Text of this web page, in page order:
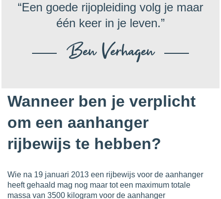
“Een goede rijopleiding volg je maar
één keer in je leven.”
Ben Verhagen
Wanneer ben je verplicht
om een aanhanger
rijbewijs te hebben?
Wie na 19 januari 2013 een rijbewijs voor de aanhanger
heeft gehaald mag nog maar tot een maximum totale
massa van 3500 kilogram voor de aanhanger